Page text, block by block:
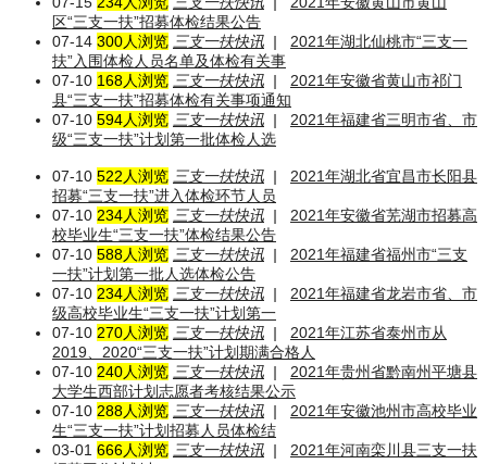
区“三支一扶”招募体检结果公告
07-14 300人浏览 三支一扶快讯 |
2021年湖北仙桃市“三支一
扶”入围体检人员名单及体检有关事
07-10 168人浏览 三支一扶快讯 |
2021年安徽省黄山市祁门
县“三支一扶”招募体检有关事项通知
07-10 594人浏览 三支一扶快讯 |
2021年福建省三明市省、市
级“三支一扶”计划第一批体检人选
07-10 522人浏览 三支一扶快讯 |
2021年湖北省宜昌市长阳县
招募“三支一扶”进入体检环节人员
07-10 234人浏览 三支一扶快讯 |
2021年安徽省芜湖市招募高
校毕业生“三支一扶”体检结果公告
07-10 588人浏览 三支一扶快讯 |
2021年福建省福州市“三支
一扶”计划第一批人选体检公告
07-10 234人浏览 三支一扶快讯 |
2021年福建省龙岩市省、市
级高校毕业生“三支一扶”计划第一
07-10 270人浏览 三支一扶快讯 |
2021年江苏省泰州市从
2019、2020“三支一扶”计划期满合格人
07-10 240人浏览 三支一扶快讯 |
2021年贵州省黔南州平塘县
大学生西部计划志愿者考核结果公示
07-10 288人浏览 三支一扶快讯 |
2021年安徽池州市高校毕业
生“三支一扶”计划招募人员体检结
03-01 666人浏览 三支一扶快讯 |
2021年河南栾川县三支一扶